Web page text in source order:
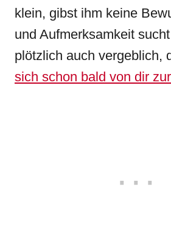
klein, gibst ihm keine
und Aufmerksamkeit
plötzlich auch vergeblich,
sich schon bald von dir